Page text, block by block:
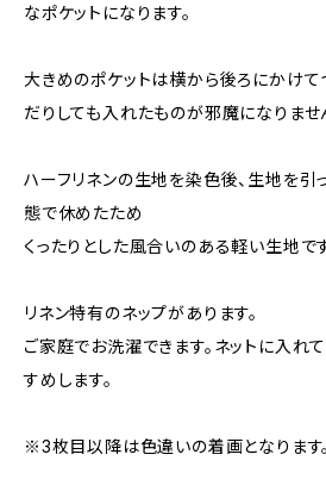
なポケットになります。
大きめのポケットは横から後ろにかけて
だりしても入れたものが邪魔になりませ
ハーフリネンの生地を染色後、生地を引
態で休めたため
くったりとした風合いのある軽い生地です
リネン特有のネップがあります。
ご家庭でお洗濯できます。ネットに入れ
すめします。
※3枚目以降は色違いの着画となります。